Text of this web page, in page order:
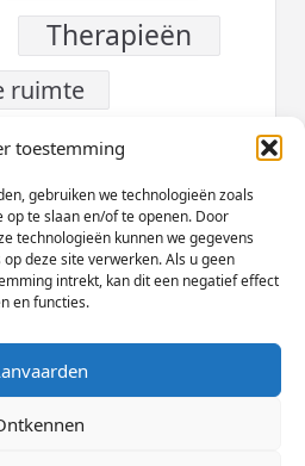
toestemming
gebruiken we technologieën zoals
te slaan en/of te openen. Door
technologieën kunnen we gegevens
deze site verwerken. Als u geen
intrekt, kan dit een negatief effect
en functies.
Therapieën
ruimte
Voeding